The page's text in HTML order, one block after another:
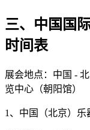
三、中国国
时间表
展会地点：中国 -
览中心（朝阳馆）
1、中国（北京）乐